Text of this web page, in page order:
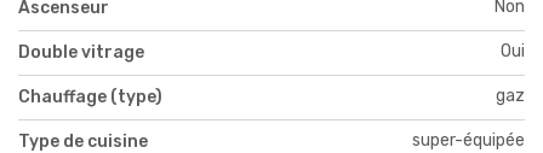
Ascenseur Non
Double vitrage Oui
Chauffage (type) gaz
Type de cuisine super-équipée